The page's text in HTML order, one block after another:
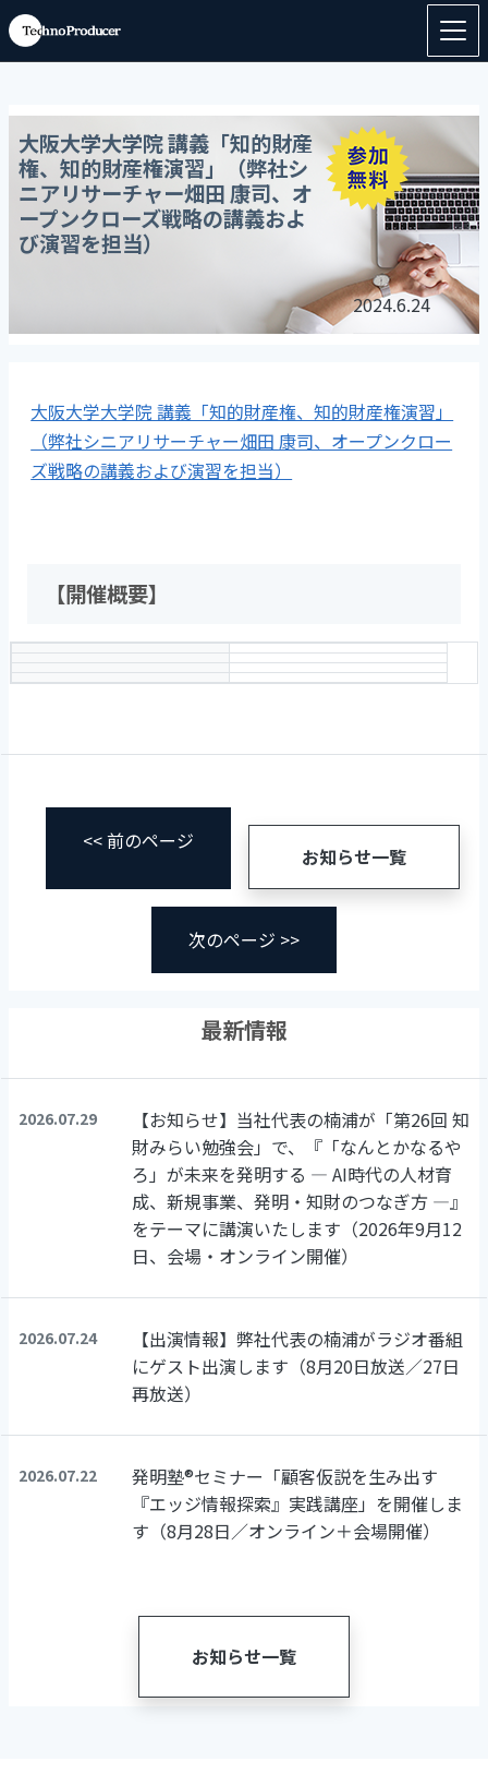
大阪大学大学院 講義「知的財産
権、知的財産権演習」（弊社シ
ニアリサーチャー畑田 康司、オ
ープンクローズ戦略の講義およ
び演習を担当）
2024.6.24
大阪大学大学院 講義「知的財産権、知的財産権演習」
（弊社シニアリサーチャー畑田 康司、オープンクロー
ズ戦略の講義および演習を担当）
【開催概要】
<< 前のページ
お知らせ一覧
次のページ >>
最新情報
2026.07.29
【お知らせ】当社代表の楠浦が「第26回 知
財みらい勉強会」で、『「なんとかなるや
ろ」が未来を発明する ― AI時代の人材育
成、新規事業、発明・知財のつなぎ方 ―』
をテーマに講演いたします（2026年9月12
日、会場・オンライン開催）
2026.07.24
【出演情報】弊社代表の楠浦がラジオ番組
にゲスト出演します（8月20日放送／27日
再放送）
2026.07.22
発明塾®セミナー「顧客仮説を生み出す
『エッジ情報探索』実践講座」を開催しま
す（8月28日／オンライン＋会場開催）
お知らせ一覧